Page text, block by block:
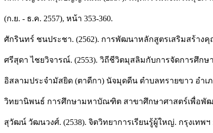
(ก.ย. - ธ.ค. 2557), หน้า 353-360.
ศักรินทร์ ชนประชา. (2562). การพัฒนาหลักสูตรเสริมสร้า
ศรีสุดา ไชยวิจารณ์. (2553). วิถีชีวิตมุสลิมกับการจัดการศึ
อิสลามประจำมัสยิด (ตาดีกา) นัจมุดดีน ตำบลทรายขาว อำเ
วิทยานิพนธ์ การศึกษามหาบัณฑิต สาขาศึกษาศาสตร์เพื่อพั
สุวัฒน์ วัฒนวงศ์. (2538). จิตวิทยาการเรียนรู้ผู้ใหญ่. กรุงเทพฯ